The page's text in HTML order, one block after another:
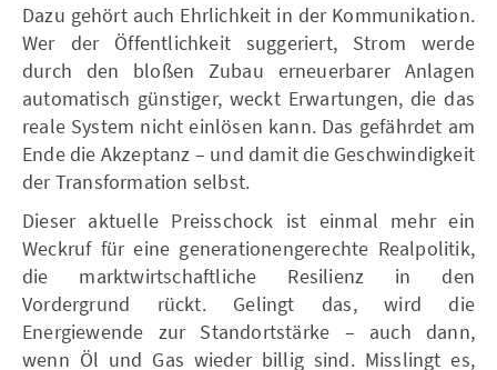
Dazu gehört auch Ehrlichkeit in der Kommunikation.
Wer der Öffentlichkeit suggeriert, Strom werde
durch den bloßen Zubau erneuerbarer Anlagen
automatisch günstiger, weckt Erwartungen, die das
reale System nicht einlösen kann. Das gefährdet am
Ende die Akzeptanz – und damit die Geschwindigkeit
der Transformation selbst.
Dieser aktuelle Preisschock ist einmal mehr ein
Weckruf für eine generationengerechte Realpolitik,
die marktwirtschaftliche Resilienz in den
Vordergrund rückt. Gelingt das, wird die
Energiewende zur Standortstärke – auch dann,
wenn Öl und Gas wieder billig sind. Misslingt es,